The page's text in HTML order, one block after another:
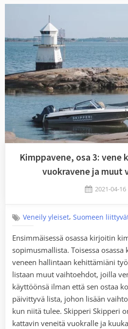
Kimppavene, osa 3: vene
vuokravene ja muut
Posted
2021-04-16
Veneily yleiset,Suomeen
Ensimmäisessä osassa kirjoitin
sopimusmallista. Toisessa
veneen hallintaan kehittämiäni
listaan muut vaihtoehdot, joilla
käyttöönsä ilman että sen ostaa
päivittyvä lista, johon lisään
kun niitä tulee. Skipperi Skipperi
kattavin veneitä vuokralle ja